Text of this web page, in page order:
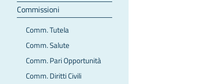
Commissioni
Comm. Tutela
Comm. Salute
Comm. Pari Opportunità
Comm. Diritti Civili